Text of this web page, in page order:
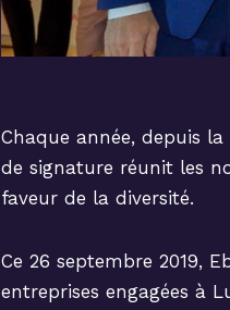
Chaque année, depuis
de signature réunit les
faveur de la diversité.
Ce 26 septembre 2019,
entreprises engagées à